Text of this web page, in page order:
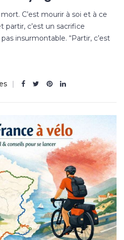
C’est mourir à soi et à ce
partir, c’est un sacrifice
insurmontable. “Partir, c’est